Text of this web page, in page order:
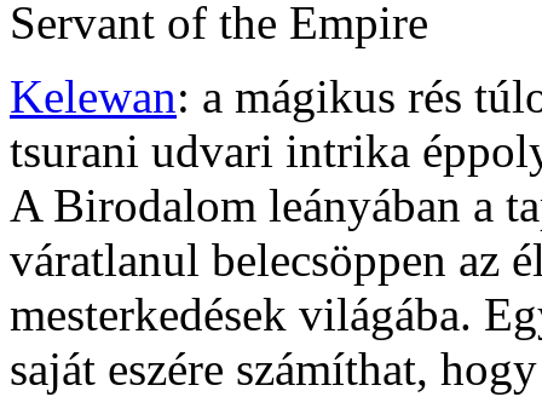
Servant of the Empire
Kelewan: a mágikus rés
tsurani udvari intrika
A Birodalom leányában a
váratlanul belecsöppen az
mesterkedések világába.
saját eszére számíthat,